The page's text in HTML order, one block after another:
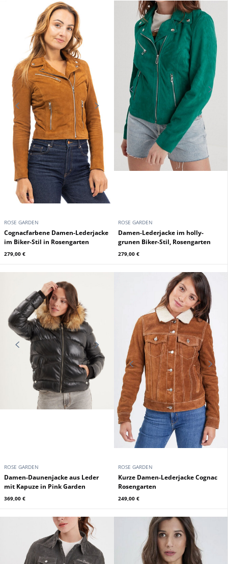
ROSE GARDEN
Cognacfarbene Damen-Lederjacke
im Biker-Stil in Rosengarten
279,00 €
ROSE GARDEN
Damen-Lederjacke im holly-
grunen Biker-Stil, Rosengarten
279,00 €
ROSE GARDEN
Damen-Daunenjacke aus Leder
mit Kapuze in Pink Garden
369,00 €
ROSE GARDEN
Kurze Damen-Lederjacke Cognac
Rosengarten
249,00 €